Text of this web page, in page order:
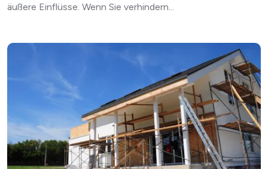
äußere Einflüsse. Wenn Sie verhindern...